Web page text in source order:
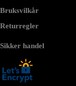
Bruksvilkår
Returregler
Sikker handel